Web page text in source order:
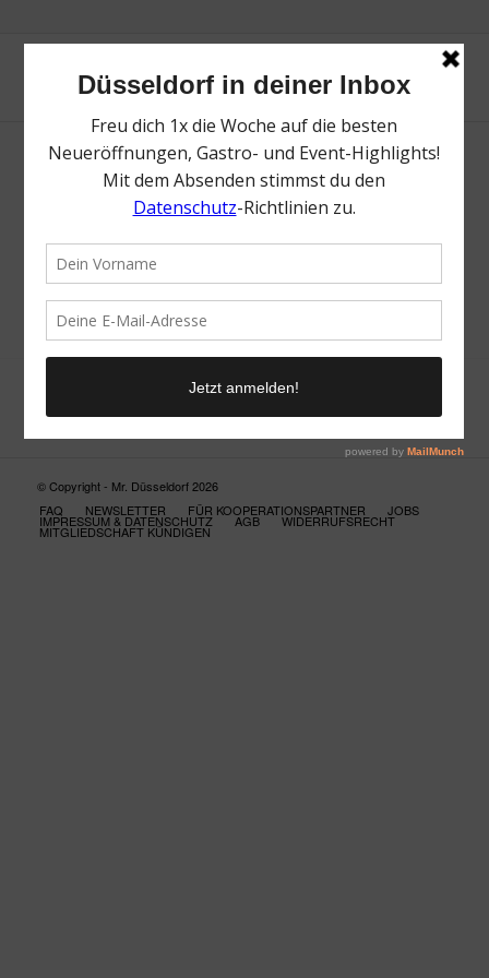
Neue Suche
Suchergebnis nicht zufriedenstellend? Versuche es mal mit
einem Wortteil oder einer anderen Schreibweise.
© Copyright - Mr. Düsseldorf 2026
FAQ
NEWSLETTER FÜR KOOPERATIONSPARTNER JOBS
IMPRESSUM & DATENSCHUTZ AGB WIDERRUFSRECHT
MITGLIEDSCHAFT KÜNDIGEN